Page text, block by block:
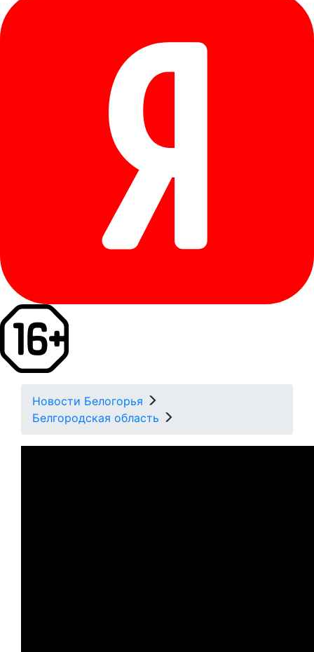
Новости Белогорья
Белгородская область